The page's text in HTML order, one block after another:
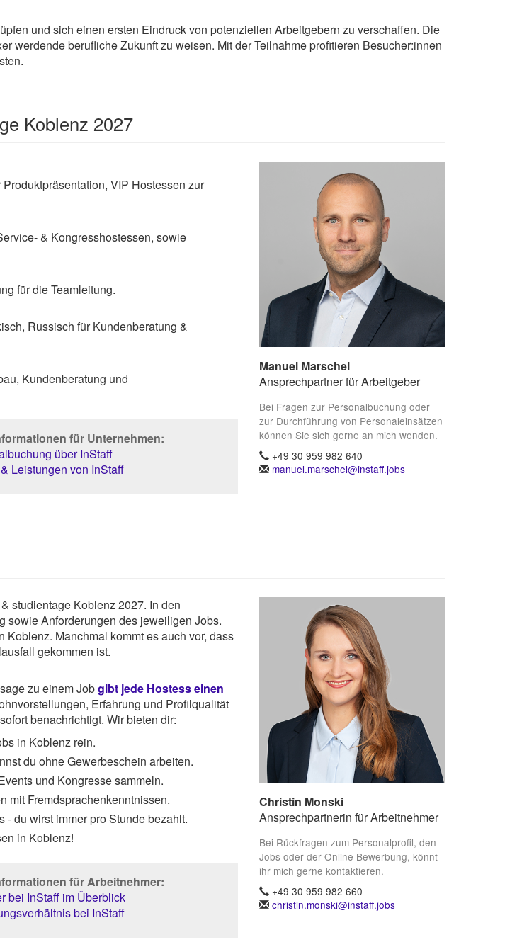
und sich einen ersten Eindruck von potenziellen Arbeitgebern zu verschaffen. Die
werdende berufliche Zukunft zu weisen. Mit der Teilnahme profitieren Besucher:innen
Koblenz 2027
VIP Hostessen zur
& Kongresshostessen, sowie
für die Teamleitung.
Russisch für Kundenberatung &
Kundenberatung und
für Unternehmen:
über InStaff
Leistungen von InStaff
Manuel Marschel
Ansprechpartner für Arbeitgeber
Bei Fragen zur Personalbuchung oder
zur Durchführung von Personaleinsätzen
können Sie sich gerne an mich wenden.
+49 30 959 982 640
manuel.marschel@instaff.jobs
studientage Koblenz 2027. In den
sowie Anforderungen des jeweiligen Jobs.
Koblenz. Manchmal kommt es auch vor, dass
gekommen ist.
zu einem Jobgibt jede Hostess einen
Erfahrung und Profilqualität
benachrichtigt. Wir bieten dir:
in Koblenz rein.
du ohne Gewerbeschein arbeiten.
und Kongresse sammeln.
mit Fremdsprachenkenntnissen.
du wirst immer pro Stunde bezahlt.
in Koblenz!
für Arbeitnehmer:
bei InStaff im Überblick
bei InStaff
Christin Monski
Ansprechpartnerin für Arbeitnehmer
Bei Rückfragen zum Personalprofil, den
Jobs oder der Online Bewerbung, könnt
ihr mich gerne kontaktieren.
+49 30 959 982 660
christin.monski@instaff.jobs